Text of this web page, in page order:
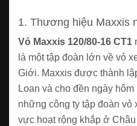
1. Thương hiệu Maxxis
Vỏ Maxxis 120/80-16 CT1
là một tập đoàn lớn về vỏ
Giới. Maxxis được thành
Loan và cho đền ngày
những công ty tập đoàn vỏ
vực hoạt rộng khắp ở